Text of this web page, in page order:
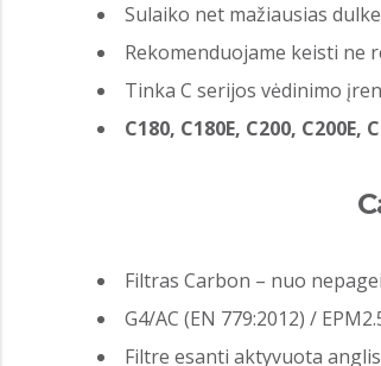
Sulaiko net mažiausias
Rekomenduojame keisti ne
Tinka C serijos vėdinimo
C180, C180E, C200, C200E,
Filtras Carbon – nuo
G4/AC (EN 779:2012) /
Filtre esanti aktyvuota